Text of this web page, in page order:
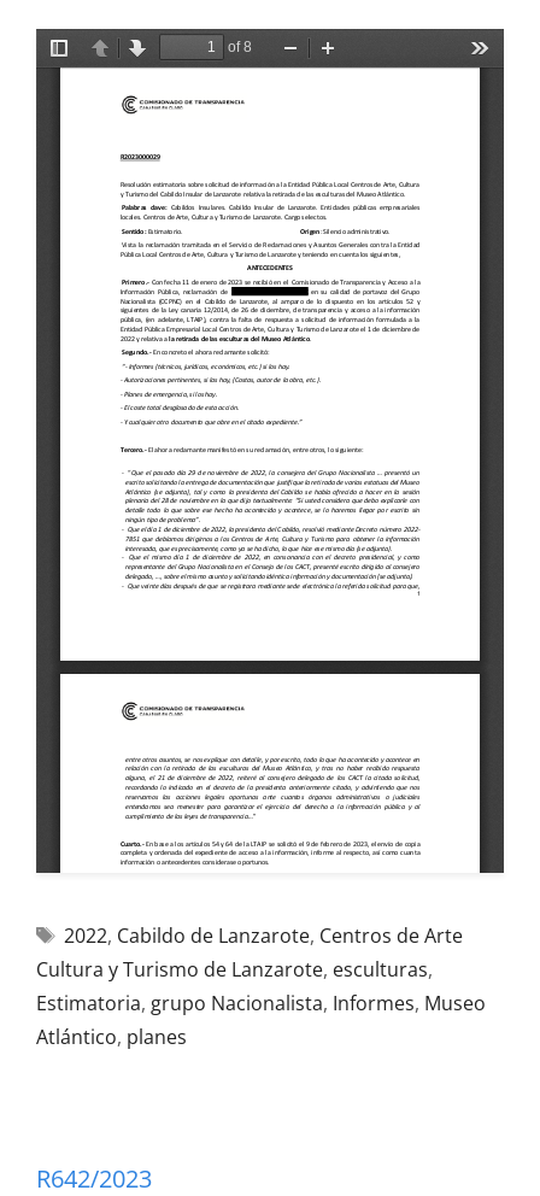
2022, Cabildo de Lanzarote, Centros de Arte
Cultura y Turismo de Lanzarote, esculturas,
Estimatoria, grupo Nacionalista, Informes, Museo
Atlántico, planes
R642/2023